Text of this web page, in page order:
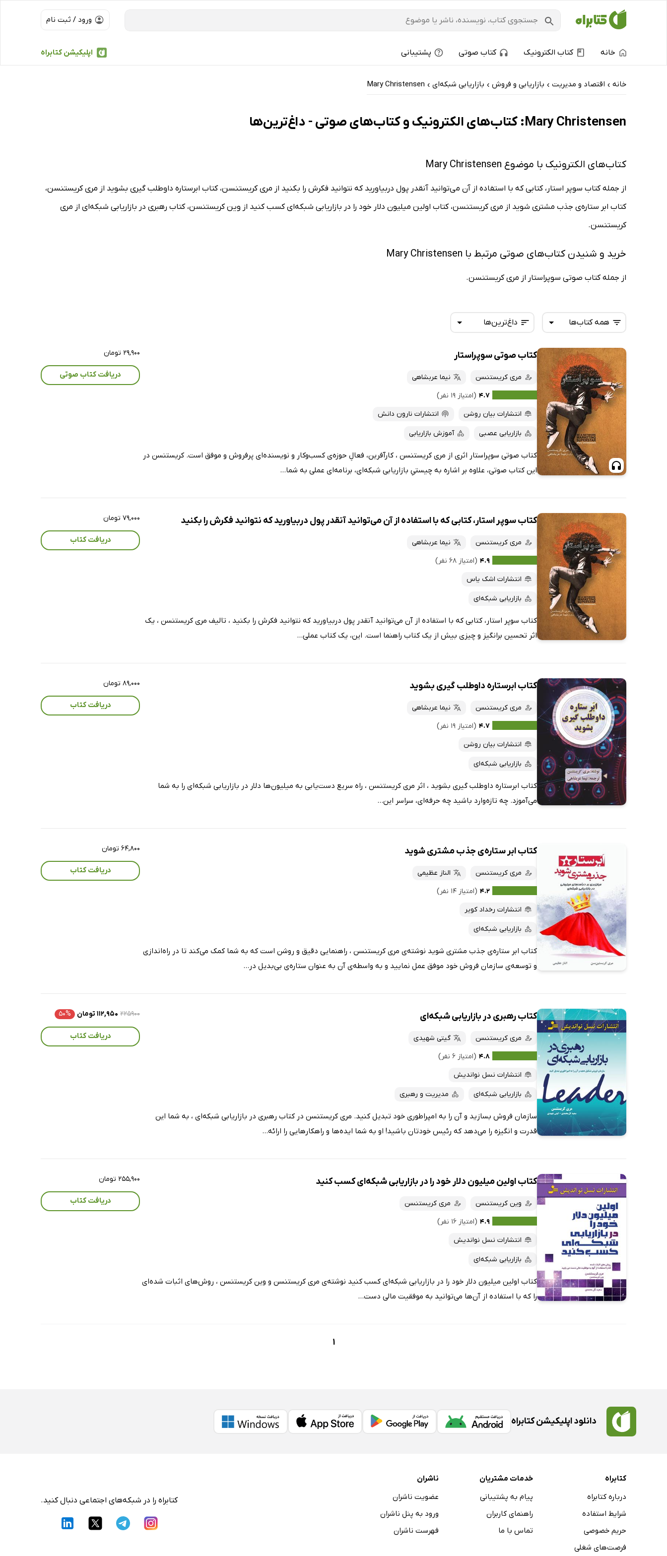
ورود / ثبت نام
اپلیکیشن کتابراه خانه کتاب الکترونیک کتاب صوتی پشتیبانی
خانه › اقتصاد و مدیریت › بازاریابی و فروش › بازاریابی شبکه‌ای ›
Mary Christensen
Mary Christensen: کتاب‌های الکترونیک و کتاب‌های صوتی - داغ‌ترین‌ها
کتاب‌های الکترونیک با موضوع Mary Christensen
از جمله کتاب سوپر استار، کتابی که با استفاده از آن می‌توانید آنقدر پول دربیاورید که نتوانید فکرش را بکنید از مری کریستنسن، کتاب ابرستاره داوطلب گیری بشوید از مری کریستنسن،
کتاب ابر ستاره‌ی جذب مشتری شوید از مری کریستنسن، کتاب اولین میلیون دلار خود را در بازاریابی شبکه‌ای کسب کنید از وین کریستنسن، کتاب رهبری در بازاریابی شبکه‌ای از مری
کریستنسن.
خرید و شنیدن کتاب‌های صوتی مرتبط با Mary Christensen
از جمله کتاب صوتی سوپراستار از مری کریستنسن.
داغ‌ترین‌ها
تازه‌ها
داغ‌ترین‌ها
پربحث‌ها
ارزان ترین‌ها
همه کتاب‌ها
همه کتاب‌ها
کتاب‌های صوتی
کتاب‌های متنی
کتاب صوتی سوپراستار
مری کریستنسن
نیما عربشاهی
۴.۷ (امتیاز ۱۹ نفر)
انتشارات بیان روشن
انتشارات نارون دانش
بازاریابی عصبی آموزش بازاریابی
کتاب صوتی سوپراستار اثری از مری کریستنسن ، کارآفرین، فعالِ حوزه‌ی کسب‌وکار و نویسنده‌ای پرفروش و موفق است. کریستنسن در
این کتاب صوتی، علاوه بر اشاره به چیستیِ بازاریابی شبکه‌ای، برنامه‌ای عملی به شما...
۲۹,۹۰۰ تومان
دریافت کتاب صوتی
کتاب سوپر استار، کتابی که با استفاده از آن می‌توانید آنقدر پول دربیاورید که نتوانید فکرش را بکنید
مری کریستنسن
نیما عربشاهی
۴.۹ (امتیاز ۶۸ نفر)
انتشارات اشک یاس
بازاریابی شبکه‌ای
کتاب سوپر استار، کتابی که با استفاده از آن می‌توانید آنقدر پول دربیاورید که نتوانید فکرش را بکنید ، تالیف مری کریستنسن ، یک
اثر تحسین برانگیز و چیزی بیش از یک کتاب راهنما است. این، یک کتاب عملی...
۷۹,۰۰۰ تومان
دریافت کتاب
کتاب ابرستاره داوطلب گیری بشوید
مری کریستنسن
نیما عربشاهی
۴.۷ (امتیاز ۱۹ نفر)
انتشارات بیان روشن
بازاریابی شبکه‌ای
کتاب ابرستاره داوطلب گیری بشوید ، اثر مری کریستنسن ، راه سریع دست‌یابی به میلیون‌ها دلار در بازاریابی شبکه‌ای را به شما
می‌آموزد. چه تازه‌وارد باشید چه حرفه‌ای، سراسر این...
۸۹,۰۰۰ تومان
دریافت کتاب
کتاب ابر ستاره‌ی جذب مشتری شوید
مری کریستنسن
الناز عظیمی
۴.۲ (امتیاز ۱۴ نفر)
انتشارات رخداد کویر
بازاریابی شبکه‌ای
کتاب ابر ستاره‌ی جذب مشتری شوید نوشته‌ی مری کریستنسن ، راهنمایی دقیق و روشن است که به شما کمک می‌کند تا در راه‌اندازی
و توسعه‌ی سازمان فروش خود موفق عمل نمایید و به واسطه‌ی آن به عنوان ستاره‌ی بی‌بدیل در...
۶۴,۸۰۰ تومان
دریافت کتاب
کتاب رهبری در بازاریابی شبکه‌ای
مری کریستنسن
گیتی شهیدی
۴.۸ (امتیاز ۶ نفر)
انتشارات نسل نواندیش
بازاریابی شبکه‌ای مدیریت و رهبری
سازمان فروش بسازید و آن را به امپراطوری خود تبدیل کنید. مری کریستنسن در کتاب رهبری در بازاریابی شبکه‌ای ، به شما این
قدرت و انگیزه را می‌دهد که رئیس خودتان باشید! او به شما ایده‌ها و راهکارهایی را ارائه...
۲۲۵۹۰۰ ۱۱۲,۹۵۰ تومان ۵۰%
دریافت کتاب
کتاب اولین میلیون دلار خود را در بازاریابی شبکه‌ای کسب کنید
وین کریستنسن
مری کریستنسن
۴.۹ (امتیاز ۱۶ نفر)
انتشارات نسل نواندیش
بازاریابی شبکه‌ای
کتاب اولین میلیون دلار خود را در بازاریابی شبکه‌ای کسب کنید نوشته‌ی مری کریستنسن و وین کریستنسن ، روش‌های اثبات شده‌ای
را که با استفاده از آن‌ها می‌توانید به موفقیت مالی دست...
۲۵۵,۹۰۰ تومان
دریافت کتاب
1
دانلود اپلیکیشن کتابراه
کتابراه
درباره کتابراه
شرایط استفاده
حریم خصوصی
فرصت‌های شغلی
خدمات مشتریان
پیام به پشتیبانی
راهنمای کاربران
تماس با ما
ناشران
عضویت ناشران
ورود به پنل ناشران
فهرست ناشران
کتابراه را در شبکه‌های اجتماعی دنبال کنید.